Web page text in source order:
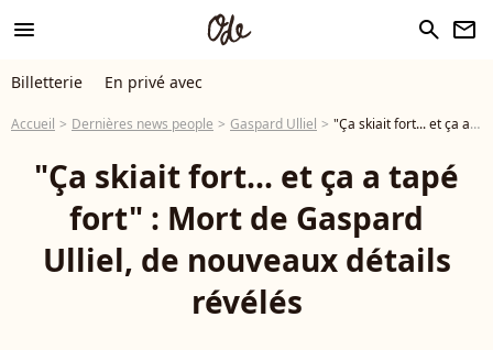
menu search newsletter
Billetterie En privé avec
Accueil Dernières news people Gaspard Ulliel "Ça skiait fort... et ça a tapé fort" : Mort de Gaspard Ulliel, de nouveaux détails révélés
"Ça skiait fort... et ça a tapé
fort" : Mort de Gaspard
Ulliel, de nouveaux détails
révélés